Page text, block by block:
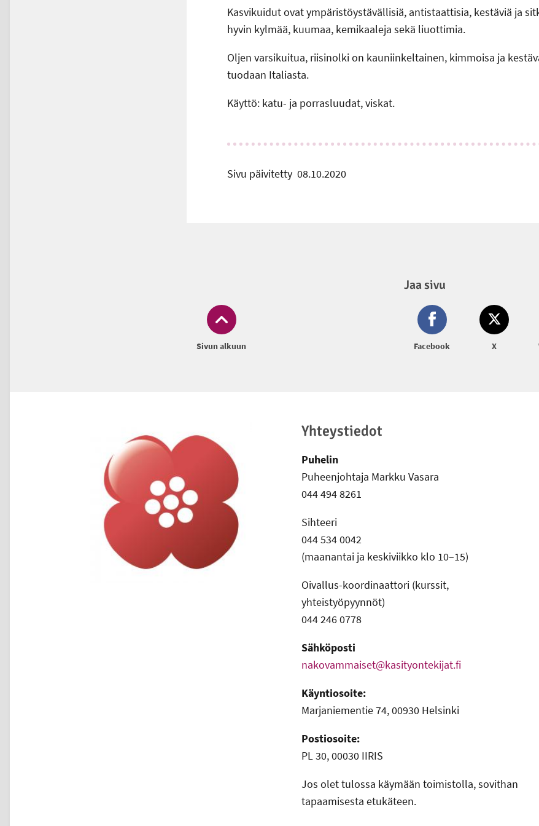
Kasvikuidut ovat ympäristöystävällisiä, antistaattisia, kestäviä ja
hyvin kylmää, kuumaa, kemikaaleja sekä liuottimia.
Oljen varsikuitua, riisinolki on kauniinkeltainen, kimmoisa ja
tuodaan Italiasta.
Käyttö: katu- ja porrasluudat, viskat.
Sivu päivitetty 08.10.2020
Sivun alkuun
Jaa sivu
Facebook X
Alatunniste Yhteystiedot
Puhelin
Puheenjohtaja Markku Vasara
044 494 8261
Sihteeri
044 534 0042
(maanantai ja keskiviikko klo 10–15)
Oivallus-koordinaattori (kurssit,
yhteistyöpyynnöt)
044 246 0778
Sähköposti
nakovammaiset@kasityontekijat.fi
Käyntiosoite:
Marjaniementie 74, 00930 Helsinki
Postiosoite:
PL 30, 00030 IIRIS
Jos olet tulossa käymään toimistolla, sovithan
tapaamisesta etukäteen.